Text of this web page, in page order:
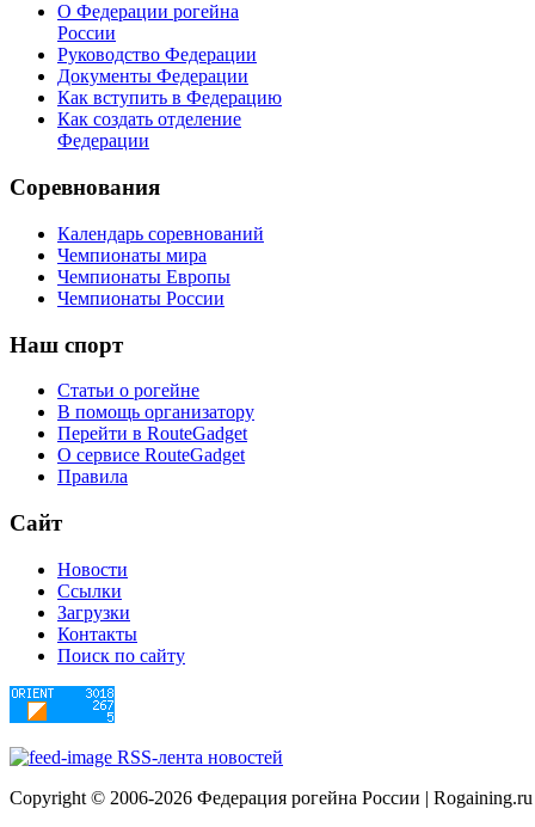
О Федерации рогейна
России
Руководство Федерации
Документы Федерации
Как вступить в Федерацию
Как создать отделение
Федерации
Соревнования
Календарь соревнований
Чемпионаты мира
Чемпионаты Европы
Чемпионаты России
Наш спорт
Статьи о рогейне
В помощь организатору
Перейти в RouteGadget
О сервисе RouteGadget
Правила
Сайт
Новости
Ссылки
Загрузки
Контакты
Поиск по сайту
RSS-лента новостей
Copyright © 2006-2026 Федерация рогейна России | Rogaining.ru